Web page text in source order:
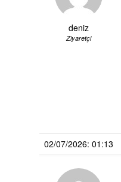
deniz
Ziyaretçi
02/07/2026: 01:13